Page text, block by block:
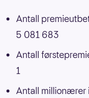
Antall
5 081 683
Antall
1
Antall millionærer